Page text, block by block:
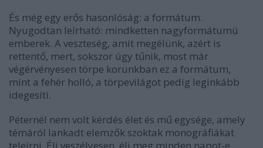
És még egy erős hasonlóság: a formátum.
Nyugodtan leírható: mindketten nagyformátumú
emberek. A veszteség, amit megélünk, azért is
rettentő, mert, sokszor úgy tűnik, most már
végérvényesen törpe korunkban ez a formátum,
mint a fehér holló, a törpevilágot pedig leginkább
idegesíti.
Péternél nem volt kérdés élet és mű egysége, amely
témáról lankadt elemzők szoktak monográfiákat